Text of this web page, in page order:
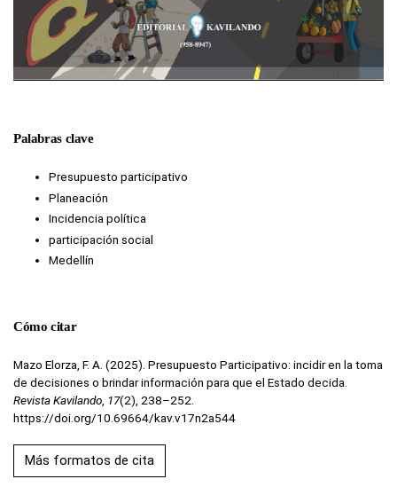
Palabras clave
Presupuesto participativo
Planeación
Incidencia política
participación social
Medellín
Cómo citar
Mazo Elorza, F. A. (2025). Presupuesto Participativo: incidir en la toma
de decisiones o brindar información para que el Estado decida.
Revista Kavilando 17(2), 238–252.
https://doi.org/10.69664/kav.v17n2a544
Más formatos de cita